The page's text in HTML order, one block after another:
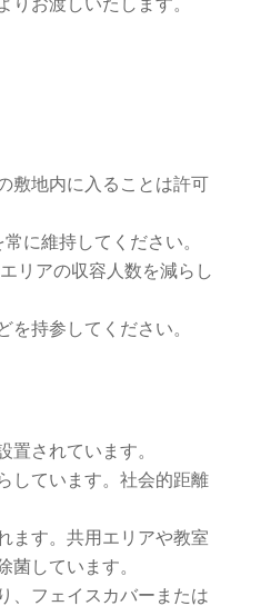
お渡しいたします。
敷地内に入ることは許可
に維持してください。
リアの収容人数を減らし
を持参してください。
されています。
しています。社会的距離
ます。共用エリアや教室
菌しています。
、フェイスカバーまたは